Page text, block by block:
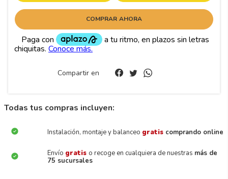
COMPRAR AHORA
Compartir en
Todas tus compras incluyen:
Instalación, montaje y balanceo gratis comprando online
Envío gratis o recoge en cualquiera de nuestras más de
75 sucursales